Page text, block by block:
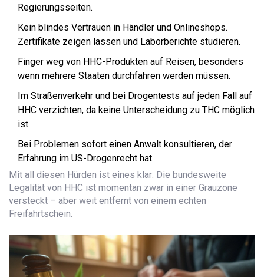
Regierungsseiten.
Kein blindes Vertrauen in Händler und Onlineshops.
Zertifikate zeigen lassen und Laborberichte studieren.
Finger weg von HHC-Produkten auf Reisen, besonders
wenn mehrere Staaten durchfahren werden müssen.
Im Straßenverkehr und bei Drogentests auf jeden Fall auf
HHC verzichten, da keine Unterscheidung zu THC möglich
ist.
Bei Problemen sofort einen Anwalt konsultieren, der
Erfahrung im US-Drogenrecht hat.
Mit all diesen Hürden ist eines klar: Die bundesweite
Legalität von HHC ist momentan zwar in einer Grauzone
versteckt – aber weit entfernt von einem echten
Freifahrtschein.